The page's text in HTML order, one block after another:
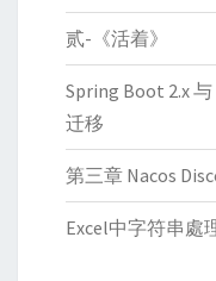
贰-《活着》
Spring Boot 2.x
迁移
第三章 Nacos
Excel中字符串處